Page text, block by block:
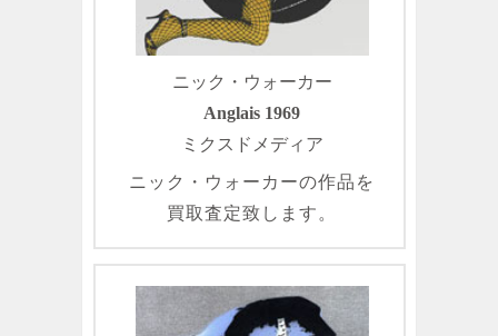
ニック・ウォーカー
Anglais 1969
ミクスドメディア
ニック・ウォーカーの作品を
買取査定致します。